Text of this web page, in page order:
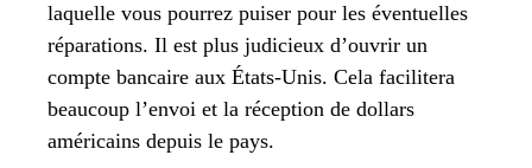
laquelle vous pourrez puiser pour les éventuelles
réparations. Il est plus judicieux d’ouvrir un
compte bancaire aux États-Unis. Cela facilitera
beaucoup l’envoi et la réception de dollars
américains depuis le pays.